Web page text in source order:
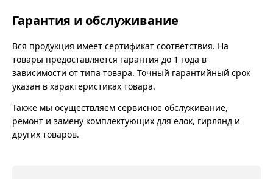
Гарантия и обслуживание
Вся продукция имеет сертификат соответствия. На
товары предоставляется гарантия до 1 года в
зависимости от типа товара. Точный гарантийный срок
указан в характеристиках товара.
Также мы осуществляем сервисное обслуживание,
ремонт и замену комплектующих для ёлок, гирлянд и
других товаров.